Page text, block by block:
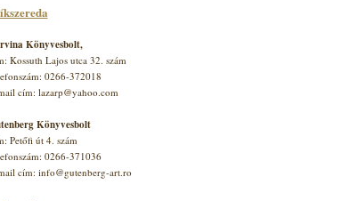
Könyvesbolt,
Kossuth Lajos utca 32. szám
0266-372018
cím: lazarp@yahoo.com
Könyvesbolt
Petőfi út 4. szám
0266-371036
cím: info@gutenberg-art.ro